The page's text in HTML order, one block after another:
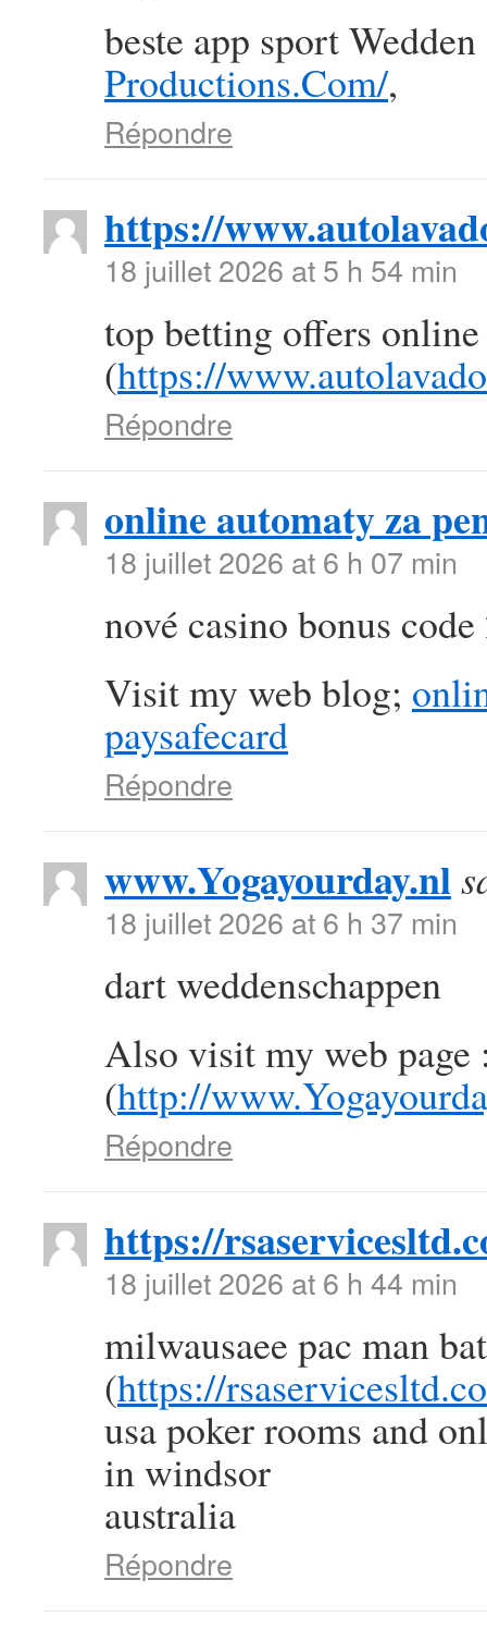
beste app sport
Productions.Com/,
Répondre
https://
18 juillet 2026 at 5 h 54 min
top betting offers online
(https://
Répondre
online automaty za
18 juillet 2026 at 6 h 07 min
nové casino bonus
Visit my web blog;
paysafecard
Répondre
www.Yogayourday.nl
18 juillet 2026 at 6 h 37 min
dart weddenschappen
Also visit my web page
(http://
Répondre
https://
18 juillet 2026 at 6 h 44 min
milwausaee pac man
(https://
usa poker rooms and
in windsor
australia
Répondre